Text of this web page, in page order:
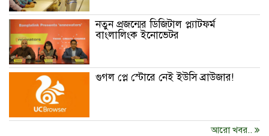
নতুন প্রজন্মের ডিজিটাল প্ল্যাটফর্ম
বাংলালিংক ইনোভেটর
গুগল প্লে স্টোরে নেই ইউসি ব্রাউজার!
আরো খবর..